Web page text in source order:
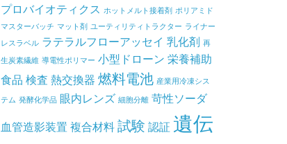
プロバイオティクス ホットメルト接着剤 ポリアミド
マスターバッチ マット剤 ユーティリティトラクター ライナー
レスラベル ラテラルフローアッセイ 乳化剤 再
生炭素繊維 導電性ポリマー 小型ドローン 栄養補助
食品 検査 熱交換器 燃料電池 産業用冷凍シス
テム 発酵化学品 眼内レンズ 細胞分離 苛性ソーダ
血管造影装置 複合材料試験 認証 遺伝